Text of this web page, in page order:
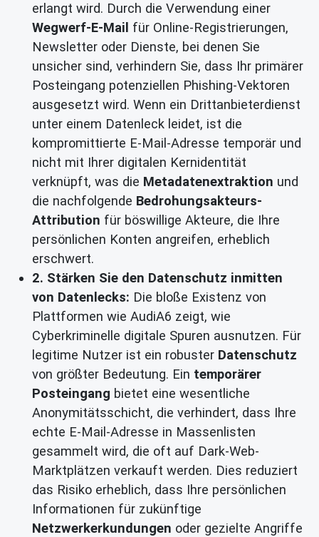
erlangt wird. Durch die Verwendung einer
Wegwerf-E-Mail für Online-Registrierungen,
Newsletter oder Dienste, bei denen Sie
unsicher sind, verhindern Sie, dass Ihr primärer
Posteingang potenziellen Phishing-Vektoren
ausgesetzt wird. Wenn ein Drittanbieterdienst
unter einem Datenleck leidet, ist die
kompromittierte E-Mail-Adresse temporär und
nicht mit Ihrer digitalen Kernidentität
verknüpft, was die Metadatenextraktion und
die nachfolgende Bedrohungsakteurs-
Attribution für böswillige Akteure, die Ihre
persönlichen Konten angreifen, erheblich
erschwert.
2. Stärken Sie den Datenschutz inmitten
von Datenlecks: Die bloße Existenz von
Plattformen wie AudiA6 zeigt, wie
Cyberkriminelle digitale Spuren ausnutzen. Für
legitime Nutzer ist ein robuster Datenschutz
von größter Bedeutung. Ein temporärer
Posteingang bietet eine wesentliche
Anonymitätsschicht, die verhindert, dass Ihre
echte E-Mail-Adresse in Massenlisten
gesammelt wird, die oft auf Dark-Web-
Marktplätzen verkauft werden. Dies reduziert
das Risiko erheblich, dass Ihre persönlichen
Informationen für zukünftige
Netzwerkerkundungen oder gezielte Angriffe